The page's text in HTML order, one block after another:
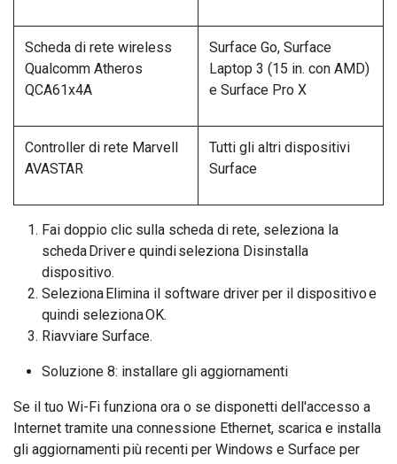
Scheda di rete wireless
Qualcomm Atheros
QCA61x4A
Surface Go, Surface
Laptop 3 (15 in. con AMD)
e Surface Pro X
Controller di rete Marvell
AVASTAR
Tutti gli altri dispositivi
Surface
Fai doppio clic sulla scheda di rete, seleziona la
scheda Driver e quindi seleziona Disinstalla
dispositivo.
Seleziona Elimina il software driver per il dispositivo e
quindi seleziona OK.
Riavviare Surface.
Soluzione 8: installare gli aggiornamenti
Se il tuo Wi-Fi funziona ora o se disponetti dell'accesso a
Internet tramite una connessione Ethernet, scarica e installa
gli aggiornamenti più recenti per Windows e Surface per